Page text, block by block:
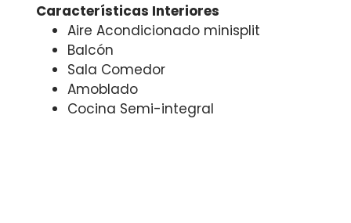
Características Interiores
Aire Acondicionado minisplit
Balcón
Sala Comedor
Amoblado
Cocina Semi-integral